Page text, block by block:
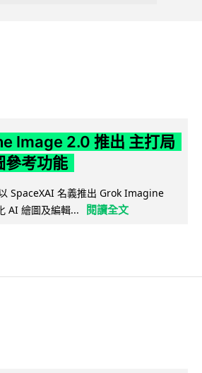
Image 2.0 推出 主打局
參考功能
SpaceXAI 名義推出 Grok Imagine
AI 繪圖及編輯...
閱讀全文